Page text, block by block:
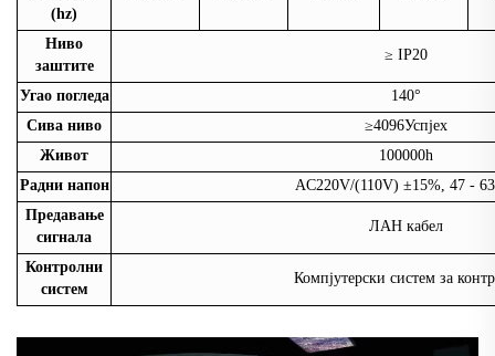
(hz)
Ниво
заштите
≥ IP20
Угао погледа
140°
Сива ниво
≥4096Успјех
Живот
100000h
Радни напон
AC220V/(110V) ±15%, 47 -
Предавање
сигнала
ЛАН кабел
Контролни
систем
Компјутерски систем за